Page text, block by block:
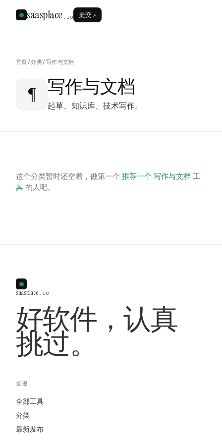
saasplace .io 提交 ↗
首页/分类/写作与文档
¶ 写作与文档
起草、知识库、技术写作。
这个分类暂时还空着，做第一个 推荐一个 写作与文档 工
具 的人吧。
saasplace .io
好软件，认真
挑过。
发现
全部工具
分类
最新发布